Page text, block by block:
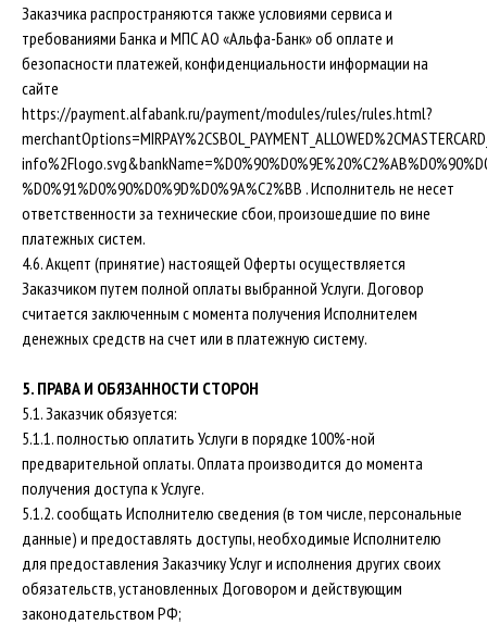
Заказчика распространяются также условиями сервиса и
требованиями Банка и МПС АО «Альфа-Банк» об оплате и
безопасности платежей, конфиденциальности информации на
сайте
https://payment.alfabank.ru/payment/modules/rules/rules.html?
%D0%91%D0%90%D0%9D%D0%9A%C2%BB .Исполнитель не несет
ответственности за технические сбои, произошедшие по вине
платежных систем.
4.6. Акцепт (принятие) настоящей Оферты осуществляется
Заказчиком путем полной оплаты выбранной Услуги. Договор
считается заключенным с момента получения Исполнителем
денежных средств на счет или в платежную систему.
5. ПРАВА И ОБЯЗАННОСТИ СТОРОН
5.1. Заказчик обязуется:
5.1.1. полностью оплатить Услуги в порядке 100%-ной
предварительной оплаты. Оплата производится до момента
получения доступа к Услуге.
5.1.2. сообщать Исполнителю сведения (в том числе, персональные
данные) и предоставлять доступы, необходимые Исполнителю
для предоставления Заказчику Услуг и исполнения других своих
обязательств, установленных Договором и действующим
законодательством РФ;